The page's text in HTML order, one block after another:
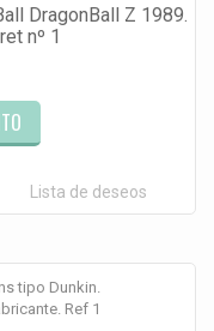
DragonBall Z 1989.
nº 1
Lista de deseos